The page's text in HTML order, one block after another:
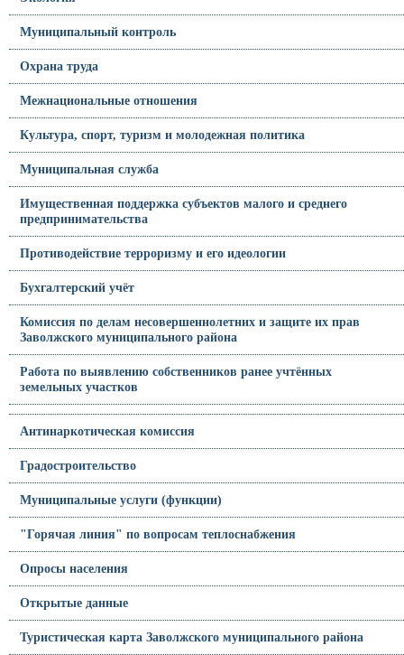
Муниципальный контроль
Охрана труда
Межнациональные отношения
Культура, спорт, туризм и молодежная политика
Муниципальная служба
Имущественная поддержка субъектов малого и среднего
предпринимательства
Противодействие терроризму и его идеологии
Бухгалтерский учёт
Комиссия по делам несовершеннолетних и защите их прав
Заволжского муниципального района
Работа по выявлению собственников ранее учтённых
земельных участков
Антинаркотическая комиссия
Градостроительство
Муниципальные услуги (функции)
"Горячая линия" по вопросам теплоснабжения
Опросы населения
Открытые данные
Туристическая карта Заволжского муниципального района